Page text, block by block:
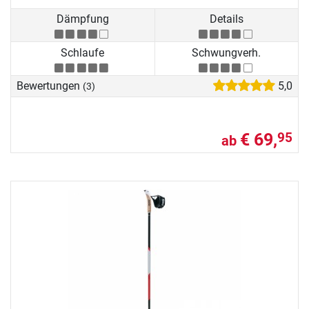
Dämpfung Details
Schlaufe Schwungverh.
Bewertungen (3) 5,0
ab € 69,95